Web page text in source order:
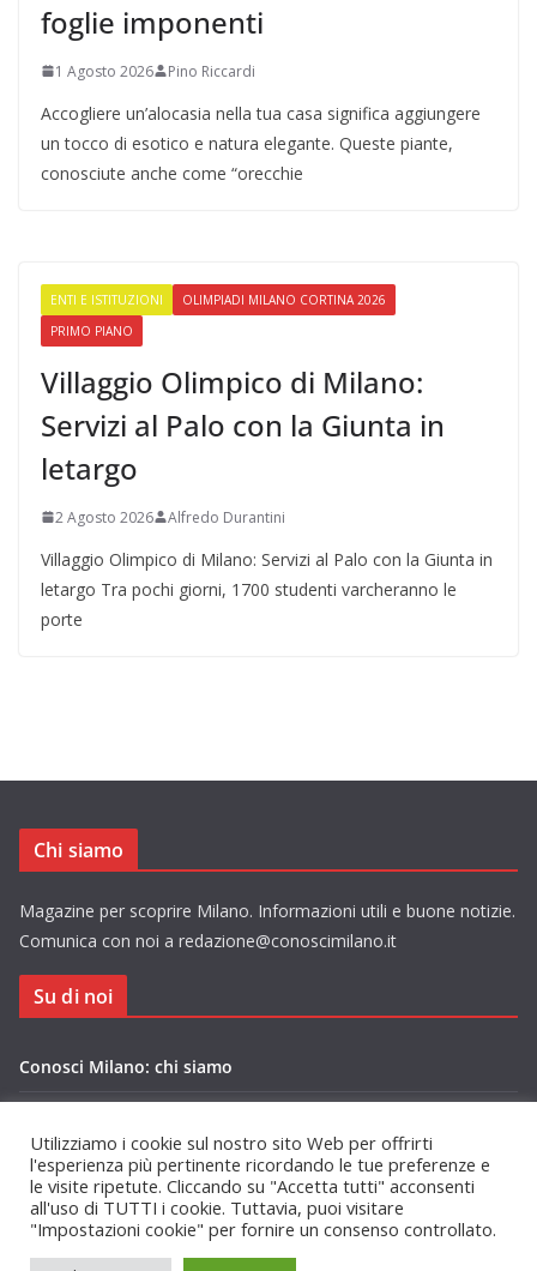
foglie imponenti
1 Agosto 2026 Pino Riccardi
Accogliere un’alocasia nella tua casa significa aggiungere
un tocco di esotico e natura elegante. Queste piante,
conosciute anche come “orecchie
ENTI E ISTITUZIONI
OLIMPIADI MILANO CORTINA 2026
PRIMO PIANO
Villaggio Olimpico di Milano:
Servizi al Palo con la Giunta in
letargo
2 Agosto 2026 Alfredo Durantini
Villaggio Olimpico di Milano: Servizi al Palo con la Giunta in
letargo Tra pochi giorni, 1700 studenti varcheranno le
porte
Chi siamo
Magazine per scoprire Milano. Informazioni utili e buone notizie.
Comunica con noi a redazione@conoscimilano.it
Su di noi
Conosci Milano: chi siamo
Copyright © 2026Conosci Milano
Utilizziamo i cookie sul nostro sito Web per offrirti
l'esperienza più pertinente ricordando le tue preferenze e
le visite ripetute. Cliccando su "Accetta tutti" acconsenti
all'uso di TUTTI i cookie. Tuttavia, puoi visitare
"Impostazioni cookie" per fornire un consenso controllato.